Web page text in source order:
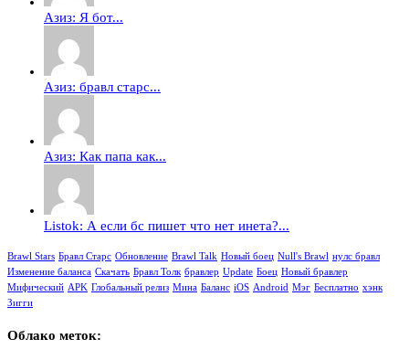
Азиз: Я бот...
Азиз: бравл старс...
Азиз: Как папа как...
Listok: А если бс пишет что нет инета?...
Brawl Stars Бравл Старс Обновление Brawl Talk Новый боец Null's Brawl нулс бравл
Изменение баланса Скачать Бравл Толк бравлер Update Боец Новый бравлер
Мифический APK Глобальный релиз Мина Баланс iOS Android Мэг Бесплатно хэнк
Зигги
Облако меток: